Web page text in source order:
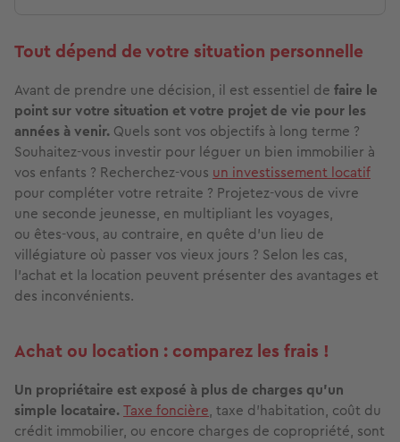
Tout dépend de votre situation personnelle
Avant de prendre une décision, il est essentiel de faire le
point sur votre situation et votre projet de vie pour les
années à venir. Quels sont vos objectifs à long terme ?
Souhaitez-vous investir pour léguer un bien immobilier à
vos enfants ? Recherchez-vous un investissement locatif
pour compléter votre retraite ? Projetez-vous de vivre
une seconde jeunesse, en multipliant les voyages,
ou êtes-vous, au contraire, en quête d’un lieu de
villégiature où passer vos vieux jours ? Selon les cas,
l’achat et la location peuvent présenter des avantages et
des inconvénients.
Achat ou location : comparez les frais !
Un propriétaire est exposé à plus de charges qu’un
simple locataire.Taxe foncière, taxe d’habitation, coût du
crédit immobilier, ou encore charges de copropriété, sont